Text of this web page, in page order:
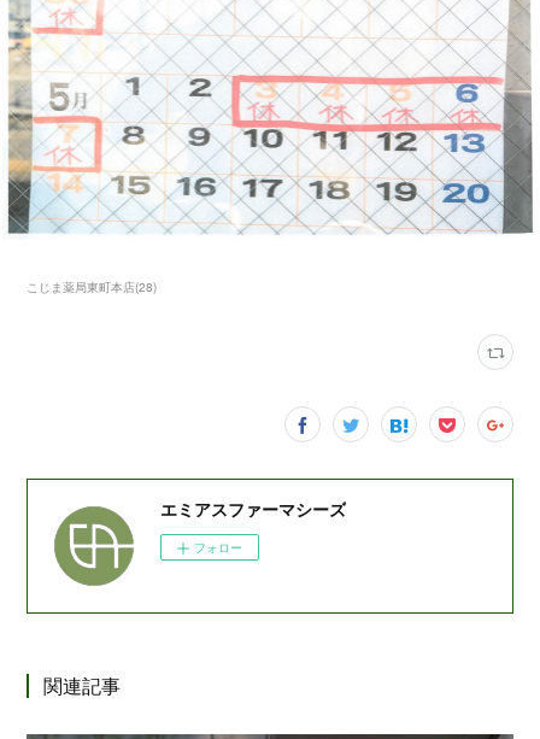
こじま薬局東町本店(28)
エミアスファーマシーズ
フォロー
関連記事